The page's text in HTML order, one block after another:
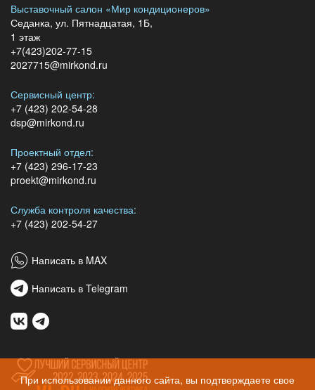
Выставочный салон «Мир кондиционеров»
Седанка, ул. Пятнадцатая, 1Б,
1 этаж
+7(423)202-77-15
2027715@mirkond.ru
Сервисный центр:
+7 (423) 202-54-28
dsp@mirkond.ru
Проектный отдел:
+7 (423) 296-17-23
proekt@mirkond.ru
Служба контроля качества:
+7 (423) 202-54-27
Написать в MAX
Написать в Telegram
При использовании данного сайта, вы подтверждаете свое